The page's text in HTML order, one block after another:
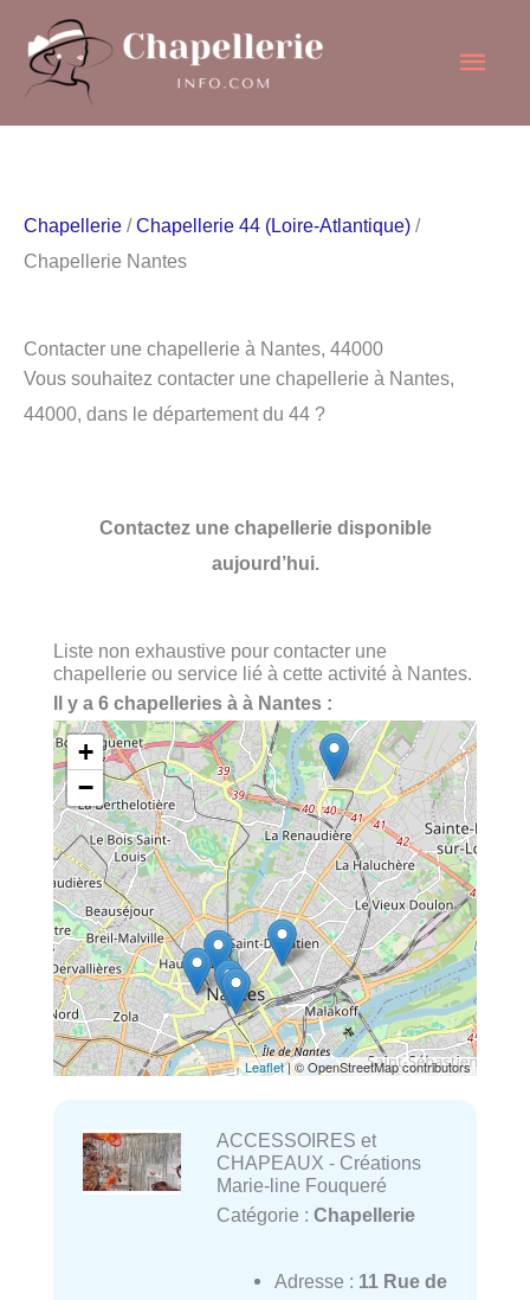
contenu
Chapellerie /Chapellerie 44 (Loire-Atlantique) /
Chapellerie Nantes
Contacter une chapellerie à Nantes, 44000
Vous souhaitez contacter une chapellerie à Nantes,
44000, dans le département du 44 ?
Contactez une chapellerie disponible
aujourd’hui.
Liste non exhaustive pour contacter une
chapellerie ou service lié à cette activité à Nantes.
Il y a 6 chapelleries à à Nantes :
+
−
Leaflet| © OpenStreetMap contributors
ACCESSOIRES et
CHAPEAUX - Créations
Marie-line Fouqueré
Catégorie : Chapellerie
Adresse : 11 Rue de